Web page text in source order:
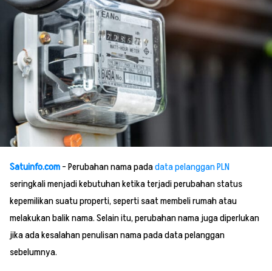
Satuinfo.com– Perubahan nama padadata pelanggan PLN
seringkali menjadi kebutuhan ketika terjadi perubahan status
kepemilikan suatu properti, seperti saat membeli rumah atau
melakukan balik nama. Selain itu, perubahan nama juga diperlukan
jika ada kesalahan penulisan nama pada data pelanggan
sebelumnya.